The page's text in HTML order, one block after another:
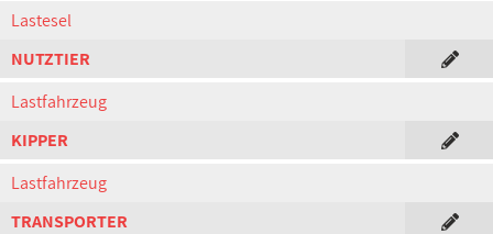
Lastesel
NUTZTIER
Lastfahrzeug
KIPPER
Lastfahrzeug
TRANSPORTER